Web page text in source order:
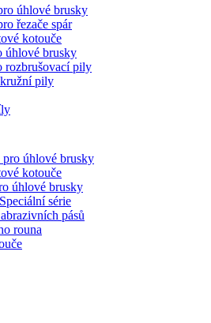
úhlové brusky
řezače spár
kotouče
úhlové brusky
rozbrušovací pily
pily
pro úhlové brusky
kotouče
úhlové brusky
série
pásů
rouna